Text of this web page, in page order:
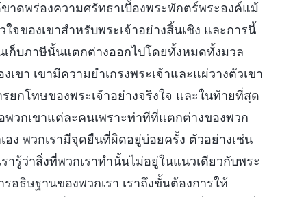
าดพร่องความศรัทธาเบื้องพระพักตร์พระองค์แม้
จของเขาสำหรับพระเจ้าอย่างสิ้นเชิง และการนี้
ก็บภาษีนั้นแตกต่างออกไปโดยทั้งหมดทั้งมวล
ขา เขามีความยำเกรงพระเจ้าและแผ่วางตัวเขา
ยกโทษของพระเจ้าอย่างจริงใจ และในท้ายที่สุด
พวกเขาแต่ละคนเพราะท่าทีที่แตกต่างของพวก
อง พวกเรามีจุดยืนที่ผิดอยู่บ่อยครั้ง ตัวอย่างเช่น
ารู้ว่าสิ่งที่พวกเราทำนั้นไม่อยู่ในแนวเดียวกับพระ
อธิษฐานของพวกเรา เราถึงขั้นต้องการให้